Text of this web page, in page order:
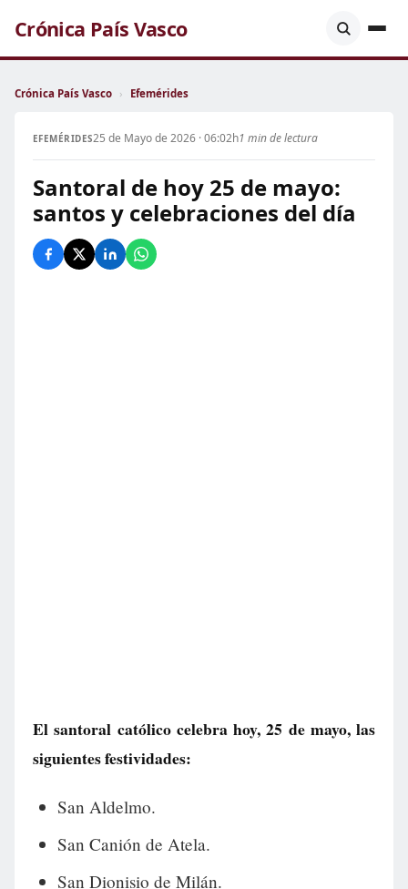
Crónica País Vasco
Crónica País Vasco › Efemérides
EFEMÉRIDES25 de Mayo de 2026 · 06:02h1 min de lectura
Santoral de hoy 25 de mayo:
santos y celebraciones del día
El santoral católico celebra hoy, 25 de mayo, las
siguientes festividades:
San Aldelmo.
San Canión de Atela.
San Dionisio de Milán.